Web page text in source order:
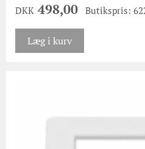
DKK 498,00 Butikspris:
Læg i kurv